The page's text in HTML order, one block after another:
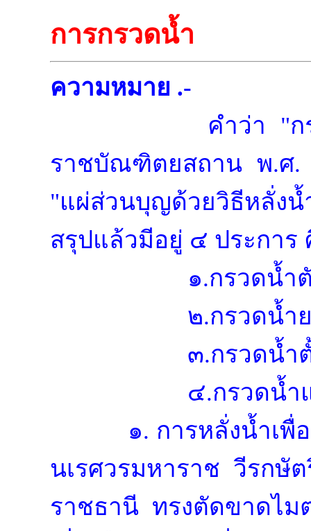
การกรวดน้ำ
ความหมาย .-
คำว่า "
ราชบัณฑิตยสถาน พ.ศ.
"แผ่ส่วนบุญด้วยวิธีหลั่ง
สรุปแล้วมีอยู่ ๔ ประการ
๑.กรวดน้ำ
๒.กรวดน้ำ
๓.กรวดน้ำ
๔.กรวดน้ำ
๑. การหลั่งน้ำเพื่
นเรศวรมหาราช วีรกษั
ราชธานี ทรงตัดขาดไม